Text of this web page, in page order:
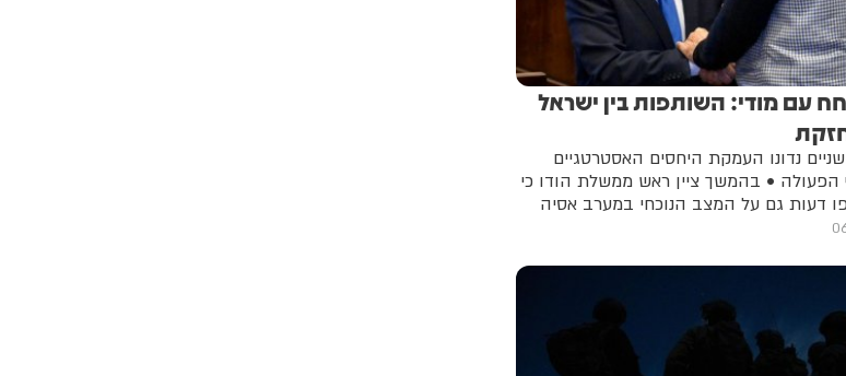
עם מודי: השותפות בין ישראל
נדונו העמקת היחסים האסטרטגיים
הפעולה • בהמשך ציין ראש ממשלת הודו כי
דעות גם על המצב הנוכחי במערב אסיה